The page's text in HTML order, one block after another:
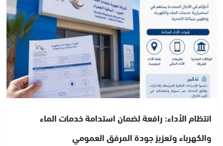
انتظام الأداء: رافعة لضمان استدامة خدمات الماء
والكهرباء وتعزيز جودة المرفق العمومي